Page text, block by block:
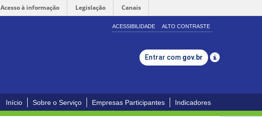
Acesso à informação Legislação Canais
ACESSIBILIDADE ALTO CONTRASTE
Entrar com gov.br
Início Sobre o Serviço Empresas Participantes Indicadores